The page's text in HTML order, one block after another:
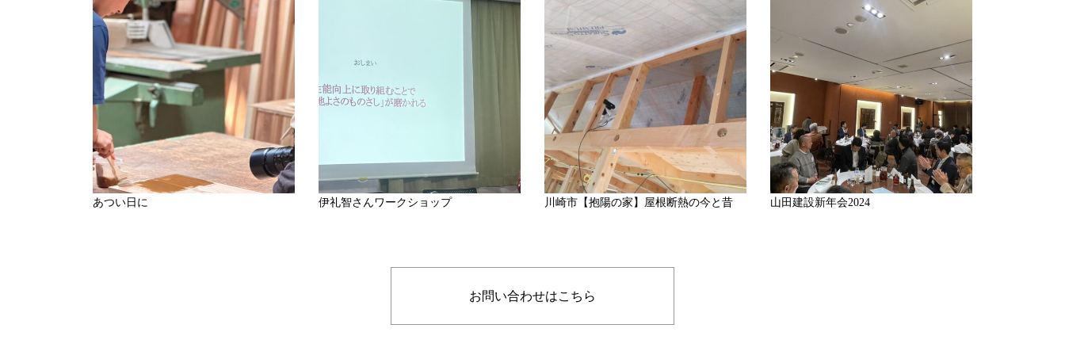
あつい日に 伊礼智さんワークショップ 川崎市【抱陽の家】屋根断熱の今と昔 山田建設新年会2024
お問い合わせはこちら